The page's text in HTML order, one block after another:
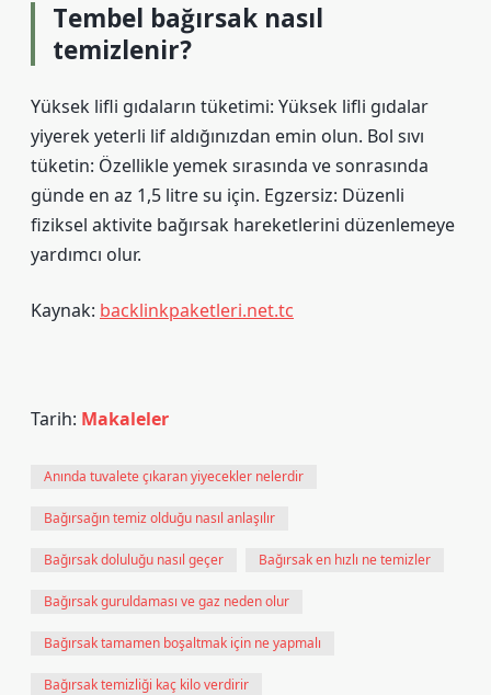
Tembel bağırsak nasıl
temizlenir?
Yüksek lifli gıdaların tüketimi: Yüksek lifli gıdalar
yiyerek yeterli lif aldığınızdan emin olun. Bol sıvı
tüketin: Özellikle yemek sırasında ve sonrasında
günde en az 1,5 litre su için. Egzersiz: Düzenli
fiziksel aktivite bağırsak hareketlerini düzenlemeye
yardımcı olur.
Kaynak: backlinkpaketleri.net.tc
Tarih: Makaleler
Anında tuvalete çıkaran yiyecekler nelerdir
Bağırsağın temiz olduğu nasıl anlaşılır
Bağırsak doluluğu nasıl geçer Bağırsak en hızlı ne temizler
Bağırsak guruldaması ve gaz neden olur
Bağırsak tamamen boşaltmak için ne yapmalı
Bağırsak temizliği kaç kilo verdirir